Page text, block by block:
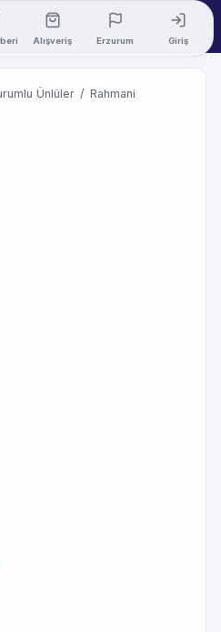
Alışveriş Erzurum Giriş
Ünlüler / Rahmani